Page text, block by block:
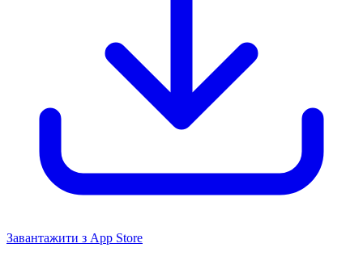
Завантажити з App Store